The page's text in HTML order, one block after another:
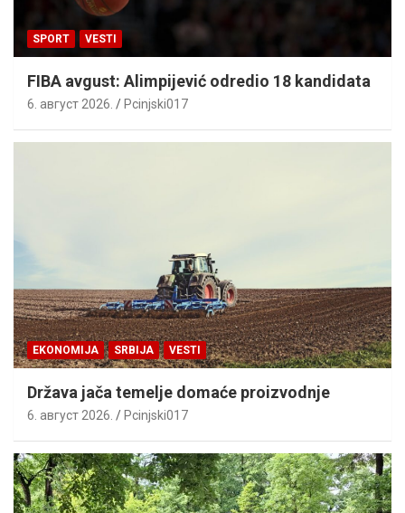
SPORT VESTI
FIBA avgust: Alimpijević odredio 18 kandidata
6. август 2026. Pcinjski017
EKONOMIJA SRBIJA VESTI
Država jača temelje domaće proizvodnje
6. август 2026. Pcinjski017